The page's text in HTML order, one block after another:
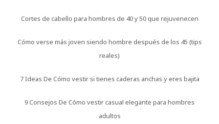
Cortes de cabello para hombres de 40 y 50 que rejuvenecen
Cómo verse más joven siendo hombre después de los 45 (tips
reales)
7 Ideas De Cómo vestir si tienes caderas anchas y eres bajita
9 Consejos De Cómo vestir casual elegante para hombres
adultos